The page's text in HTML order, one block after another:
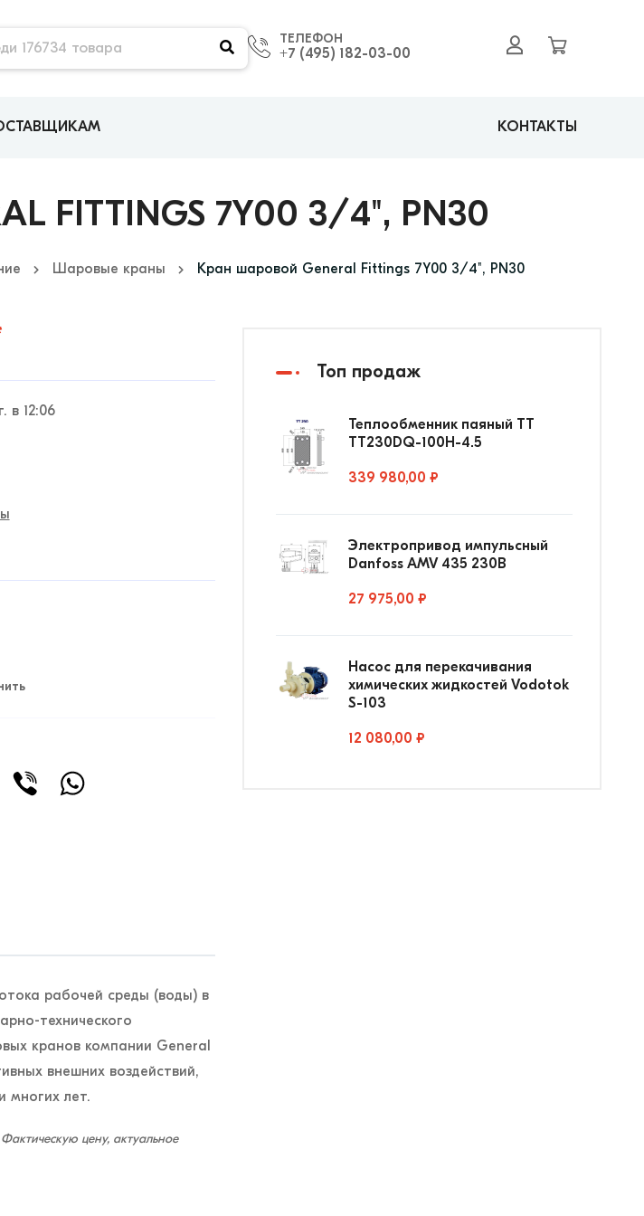
ТЕЛЕФОН
+7 (495) 182-03-00
КОНТАКТЫ
Шаровые краны Кран шаровой General Fittings 7Y00 3/4", PN30
FITTINGS 7Y00 3/4", PN30
в 12:06
рабочей среды (воды) в
технического
кранов компании General
внешних воздействий,
многих лет.
цену, актуальное
Топ продаж
Теплообменник паяный ТТ
ТТ230DQ-100Н-4.5
339 980,00 ₽
Электропривод импульсный
Danfoss AMV 435 230В
27 975,00 ₽
Насос для перекачивания
химических жидкостей Vodotok
S-103
12 080,00 ₽